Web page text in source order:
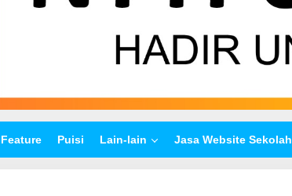
Feature Puisi Lain-lain Jasa Website Sekolah